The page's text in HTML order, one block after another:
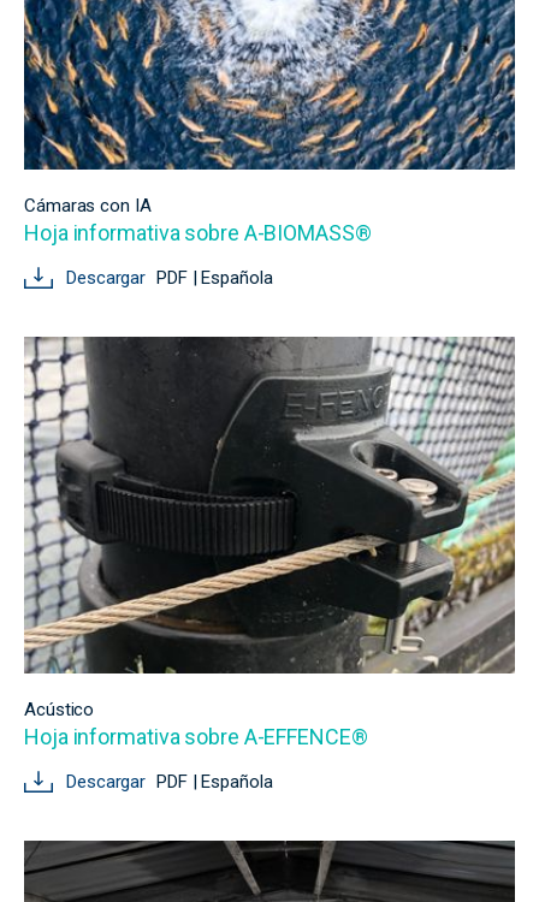
Cámaras con IA
Hoja informativa sobre A-BIOMASS®
Descargar PDF | Española
Acústico
Hoja informativa sobre A-EFFENCE®
Descargar PDF | Española